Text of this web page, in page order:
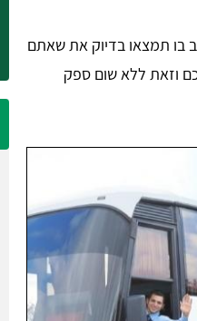
בו תמצאו בדיוק את שאתם
וזאת ללא שום ספק
נעמה מלכה
אשר סיפקו לנו שירות
אם אתם מחפשים הסעות
הם מעניקים מספר הצעות